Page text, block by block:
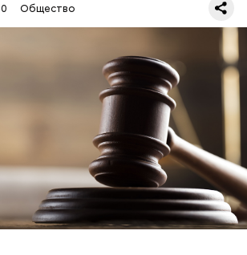
Общество
в духовку, разогретую до 180–
из кабачка нужно запекать